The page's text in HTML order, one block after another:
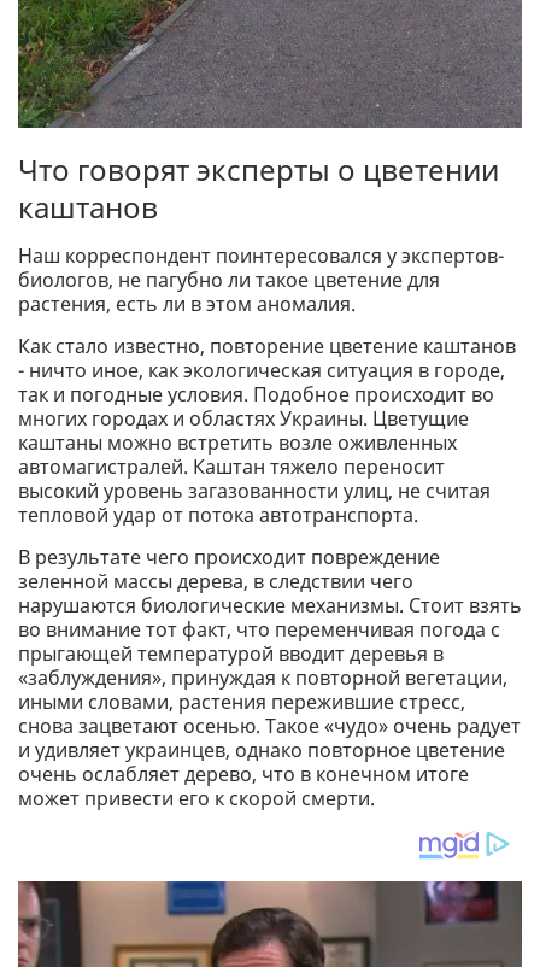
Что говорят эксперты о цветении
каштанов
Наш корреспондент поинтересовался у экспертов-
биологов, не пагубно ли такое цветение для
растения, есть ли в этом аномалия.
Как стало известно, повторение цветение каштанов
- ничто иное, как экологическая ситуация в городе,
так и погодные условия. Подобное происходит во
многих городах и областях Украины. Цветущие
каштаны можно встретить возле оживленных
автомагистралей. Каштан тяжело переносит
высокий уровень загазованности улиц, не считая
тепловой удар от потока автотранспорта.
В результате чего происходит повреждение
зеленной массы дерева, в следствии чего
нарушаются биологические механизмы. Стоит взять
во внимание тот факт, что переменчивая погода с
прыгающей температурой вводит деревья в
«заблуждения», принуждая к повторной вегетации,
иными словами, растения пережившие стресс,
снова зацветают осенью. Такое «чудо» очень радует
и удивляет украинцев, однако повторное цветение
очень ослабляет дерево, что в конечном итоге
может привести его к скорой смерти.